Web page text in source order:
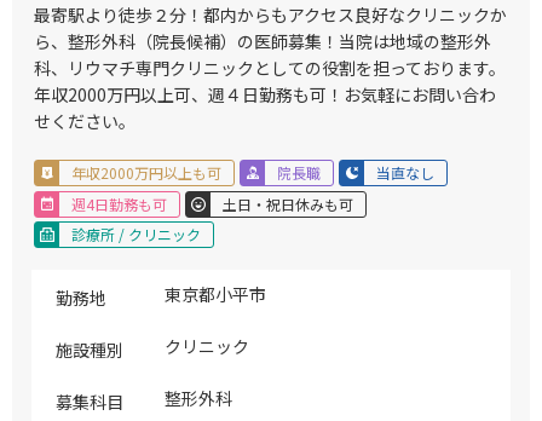
最寄駅より徒歩２分！都内からもアクセス良好なクリニックか
ら、整形外科（院長候補）の医師募集！当院は地域の整形外
科、リウマチ専門クリニックとしての役割を担っております。
年収2000万円以上可、週４日勤務も可！お気軽にお問い合わ
せください。
年収2000万円以上も可 院長職
当直なし
週4日勤務も可
土日・祝日休みも可
診療所 / クリニック
勤務地 東京都小平市
施設種別 クリニック
募集科目 整形外科